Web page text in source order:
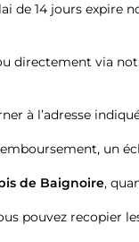
de 14 jours
directement via
à l’adresse
un
de Baignoire,
pouvez recopier